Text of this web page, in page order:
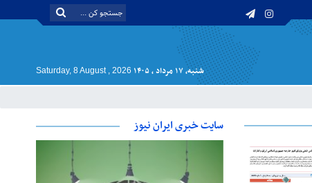
شنبه, ۱۷ مرداد , ۱۴۰۵ Saturday, 8 August , 2026
سایت خبری ایران نیوز